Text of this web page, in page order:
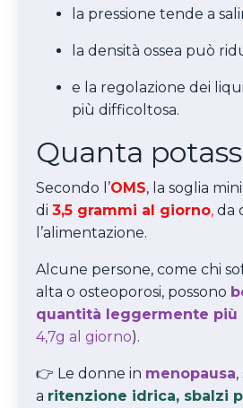
la pressione tende a
la densità ossea può
e la regolazione dei
più difficoltosa.
Quanta
Secondo l’OMS, la soglia
di 3,5 grammi al giorno, da
l’alimentazione.
Alcune persone, come chi
alta o osteoporosi, possono
quantità leggermente più
4,7g al giorno).
👉 Le donne in menopausa
a ritenzione idrica, sbalzi